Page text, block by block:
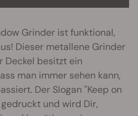
Grinder ist funktional,
Dieser metallene Grinder
Deckel besitzt ein
man immer sehen kann,
Der Slogan "Keep on
und wird Dir,